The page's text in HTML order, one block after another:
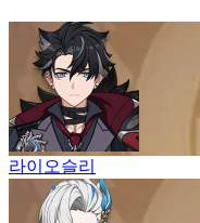
라이오슬리